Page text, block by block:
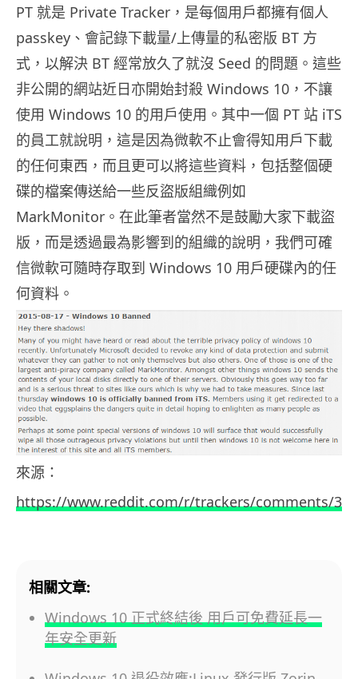
PT 就是 Private Tracker，是每個用戶都擁有個人
passkey、會記錄下載量/上傳量的私密版 BT 方
式，以解決 BT 經常放久了就沒 Seed 的問題。這些
非公開的網站近日亦開始封殺 Windows 10，不讓
使用 Windows 10 的用戶使用。其中一個 PT 站 iTS
的員工就說明，這是因為微軟不止會得知用戶下載
的任何東西，而且更可以將這些資料，包括整個硬
碟的檔案傳送給一些反盜版組織例如
MarkMonitor。在此筆者當然不是鼓勵大家下載盜
版，而是透過最為影響到的組織的說明，我們可確
信微軟可隨時存取到 Windows 10 用戶硬碟內的任
何資料。
來源：
https://www.reddit.com/r/trackers/comments/
相關文章:
Windows 10 正式終結後 用戶可免費延長一
年安全更新